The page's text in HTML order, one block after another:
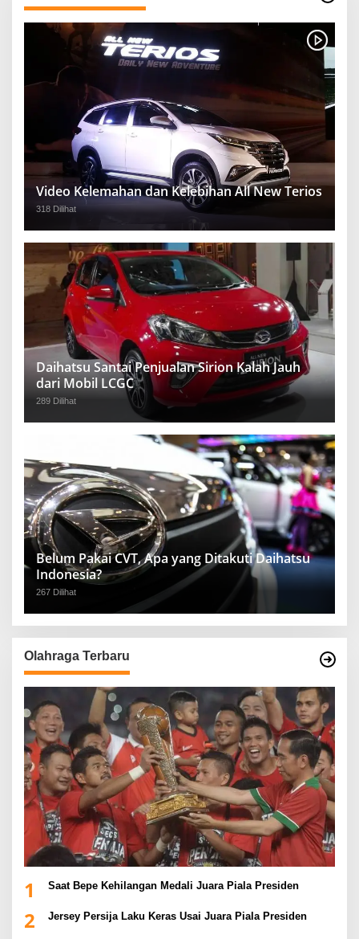
Video Kelemahan dan Kelebihan All New Terios
318 Dilihat
Daihatsu Santai Penjualan Sirion Kalah Jauh
dari Mobil LCGC
289 Dilihat
Belum Pakai CVT, Apa yang Ditakuti Daihatsu
Indonesia?
267 Dilihat
Olahraga Terbaru
1 Saat Bepe Kehilangan Medali Juara Piala Presiden
2 Jersey Persija Laku Keras Usai Juara Piala Presiden